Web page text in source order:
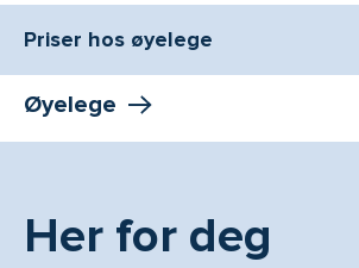
Priser hos øyelege
Øyelege
Her for deg